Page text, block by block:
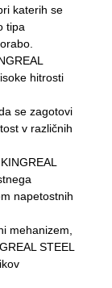
katerih se
tipa
hitrosti
se zagotovi
v različnih
napetostnih
mehanizem,
STEEL